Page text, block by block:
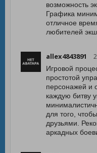
возможность
Графика
отличное
любителей
allex4843891
Игровой
простотой
персонажей и
каждую битву
для того,
друзьями.
аркадных